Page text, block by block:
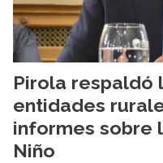
Pirola respaldó
entidades
informes sobre
Niño